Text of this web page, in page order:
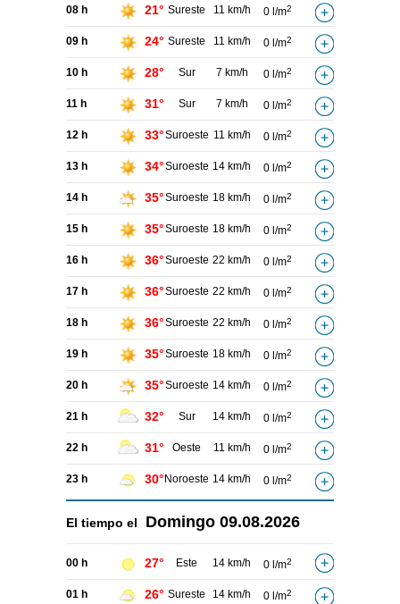
08 h 21° Sureste 11 km/h 0 l/m2
09 h 24° Sureste 11 km/h 0 l/m2
10 h 28° Sur 7 km/h 0 l/m2
11 h 31° Sur 7 km/h 0 l/m2
12 h 33°Suroeste 11 km/h 0 l/m2
13 h 34°Suroeste 14 km/h 0 l/m2
14 h 35°Suroeste 18 km/h 0 l/m2
15 h 35°Suroeste 18 km/h 0 l/m2
16 h 36°Suroeste 22 km/h 0 l/m2
17 h 36°Suroeste 22 km/h 0 l/m2
18 h 36°Suroeste 22 km/h 0 l/m2
19 h 35°Suroeste 18 km/h 0 l/m2
20 h 35°Suroeste 14 km/h 0 l/m2
21 h 32° Sur 14 km/h 0 l/m2
22 h 31° Oeste 11 km/h 0 l/m2
23 h 30° Noroeste 14 km/h 0 l/m2
El tiempo el Domingo 09.08.2026
00 h 27° Este 14 km/h 0 l/m2
01 h 26° Sureste 14 km/h 0 l/m2